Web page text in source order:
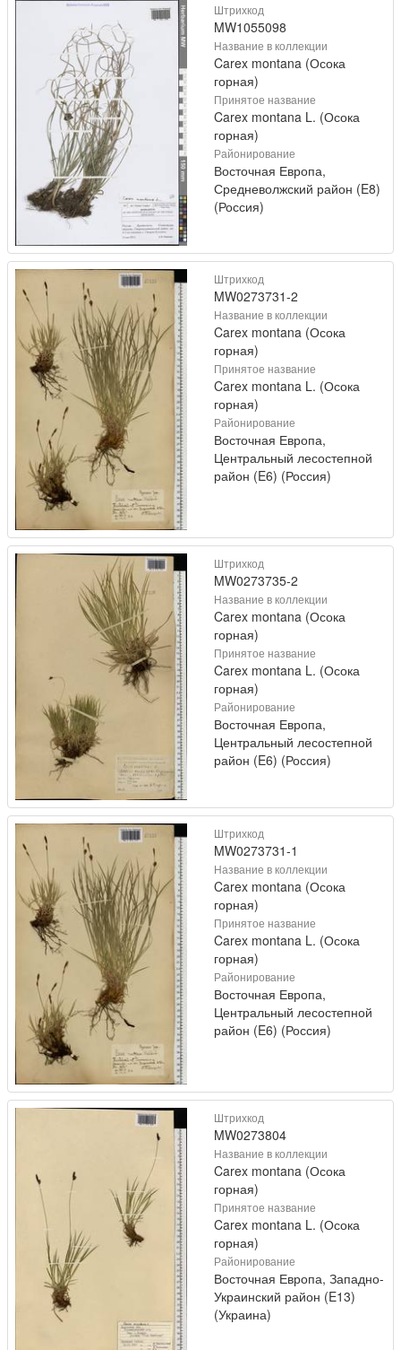
Штрихкод
MW1055098
Название в коллекции
Carex montana (Осока
горная)
Принятое название
Carex montana L. (Осока
горная)
Районирование
Восточная Европа,
Средневолжский район (E8)
(Россия)
Штрихкод
MW0273731-2
Название в коллекции
Carex montana (Осока
горная)
Принятое название
Carex montana L. (Осока
горная)
Районирование
Восточная Европа,
Центральный лесостепной
район (E6) (Россия)
Штрихкод
MW0273735-2
Название в коллекции
Carex montana (Осока
горная)
Принятое название
Carex montana L. (Осока
горная)
Районирование
Восточная Европа,
Центральный лесостепной
район (E6) (Россия)
Штрихкод
MW0273731-1
Название в коллекции
Carex montana (Осока
горная)
Принятое название
Carex montana L. (Осока
горная)
Районирование
Восточная Европа,
Центральный лесостепной
район (E6) (Россия)
Штрихкод
MW0273804
Название в коллекции
Carex montana (Осока
горная)
Принятое название
Carex montana L. (Осока
горная)
Районирование
Восточная Европа, Западно-
Украинский район (E13)
(Украина)